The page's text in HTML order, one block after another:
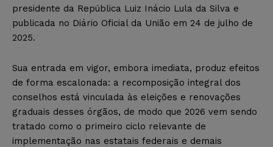
presidente da República Luiz Inácio Lula da Silva e
publicada no Diário Oficial da União em 24 de julho de
2025.
Sua entrada em vigor, embora imediata, produz efeitos
de forma escalonada: a recomposição integral dos
conselhos está vinculada às eleições e renovações
graduais desses órgãos, de modo que 2026 vem sendo
tratado como o primeiro ciclo relevante de
implementação nas estatais federais e demais